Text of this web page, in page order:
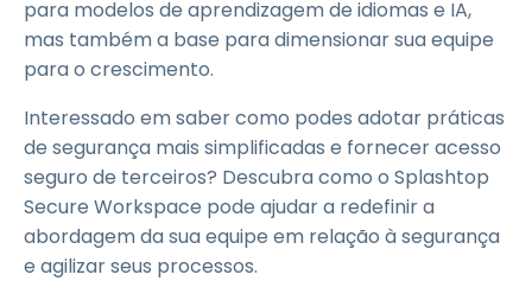
para modelos de aprendizagem de idiomas e IA,
mas também a base para dimensionar sua equipe
para o crescimento.
Interessado em saber como podes adotar práticas
de segurança mais simplificadas e fornecer acesso
seguro de terceiros? Descubra como o Splashtop
Secure Workspace pode ajudar a redefinir a
abordagem da sua equipe em relação à segurança
e agilizar seus processos.